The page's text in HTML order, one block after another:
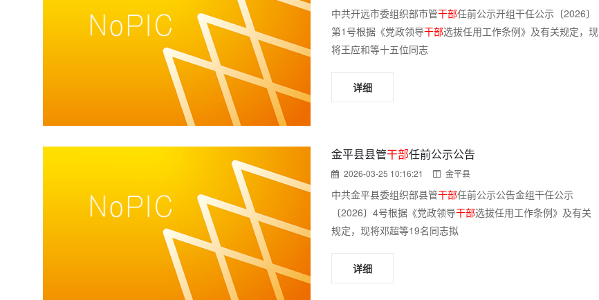
中共开远市委组织部市管干部任前公示开组干任公示〔2026〕
第1号根据《党政领导干部选拔任用工作条例》及有关规定，现
将王应和等十五位同志
详细
金平县县管干部任前公示公告
2026-03-25 10:16:21 金平县
中共金平县委组织部县管干部任前公示公告金组干任公示
〔2026〕4号根据《党政领导干部选拔任用工作条例》及有关
规定，现将邓超等19名同志拟
详细